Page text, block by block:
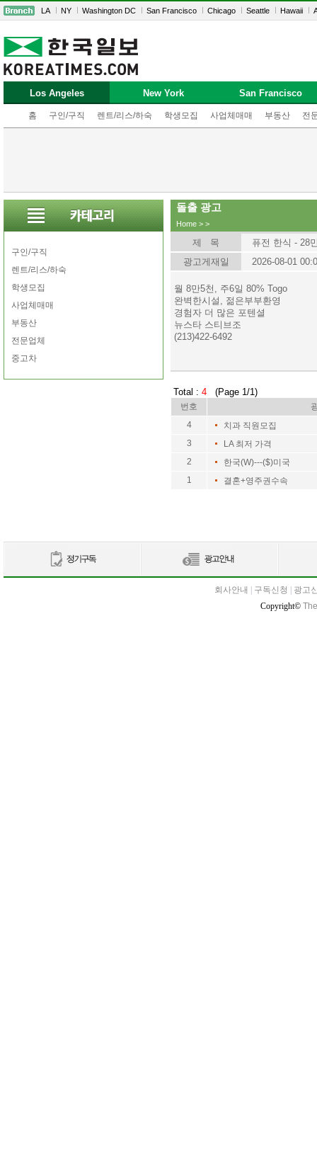
LA NY Washington DC San Francisco Chicago Seattle Hawaii
Los Angeles
홈 구인/구직 렌트/리스/하숙 학생모집 사업체매매 부동산 전
New York San Francisco
구인/구직
렌트/리스/하숙
학생모집
사업체매매
부동산
전문업체
중고차
돌출 광고
Home > >
제 목
퓨전 한식 - 28
광고게재일
2026-08-01
월 8만5천, 주6일 80% Togo
완벽한시설, 젊은부부환영
경험자 더 많은 포텐셜
뉴스타 스티브조
(213)422-6492
Total : 4 (Page 1/1)
번호
4
치과 직원모집
3
LA 최저 가격
2
한국(W)---($)미국
1
결혼+영주권수속
회사안내 구독신청
광고
Copyright©